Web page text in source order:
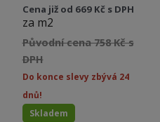
Cena již od 669 Kč s DPH
za m2
Původní cena 758 Kč s
DPH
Do konce slevy zbývá 24
dnů!
Skladem